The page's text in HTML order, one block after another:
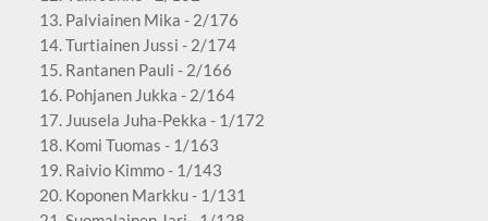
13. Palviainen Mika - 2/176
14. Turtiainen Jussi - 2/174
15. Rantanen Pauli - 2/166
16. Pohjanen Jukka - 2/164
17. Juusela Juha-Pekka - 1/172
18. Komi Tuomas - 1/163
19. Raivio Kimmo - 1/143
20. Koponen Markku - 1/131